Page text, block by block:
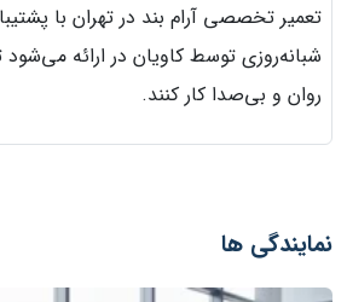
تعمیر تخصصی آرام بند در تهران با
شبانه‌روزی توسط کاویان در ارائه
روان و بی‌صدا کار کنند.
نمایندگی ها